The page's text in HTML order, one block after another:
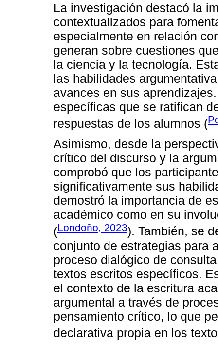
La investigación destacó la
contextualizados para
especialmente en relación
generan sobre cuestiones
la ciencia y la tecnología.
las habilidades
avances en sus
específicas que se ratifican
respuestas de los alumnos (
Asimismo, desde la
crítico del discurso y la
comprobó que los
significativamente sus
demostró la importancia de
académico como en su
(Londoño, 2023). También, se
conjunto de estrategias para
proceso dialógico de
textos escritos específicos.
el contexto de la escritura
argumental a través de
pensamiento crítico, lo que
declarativa propia en los